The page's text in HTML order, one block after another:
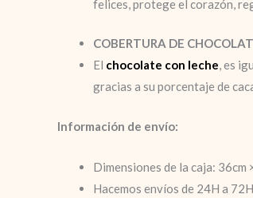
felices, protege el corazón,
COBERTURA DE
El chocolate con leche, es
gracias a su porcentaje de
Información de envío:
Dimensiones de la caja:
Hacemos envíos de 24H a